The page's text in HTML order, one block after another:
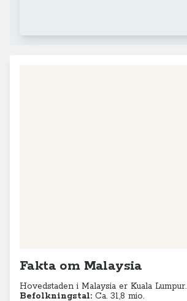
Fakta om Malaysia
Hovedstaden i Malaysia er Kuala Lumpur.
Befolkningstal: Ca. 31,8 mio.